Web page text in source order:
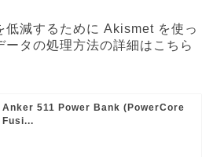
低減するために Akismet を使っ
ータの処理方法の詳細はこちら
Anker 511 Power Bank (PowerCore
Fusi...